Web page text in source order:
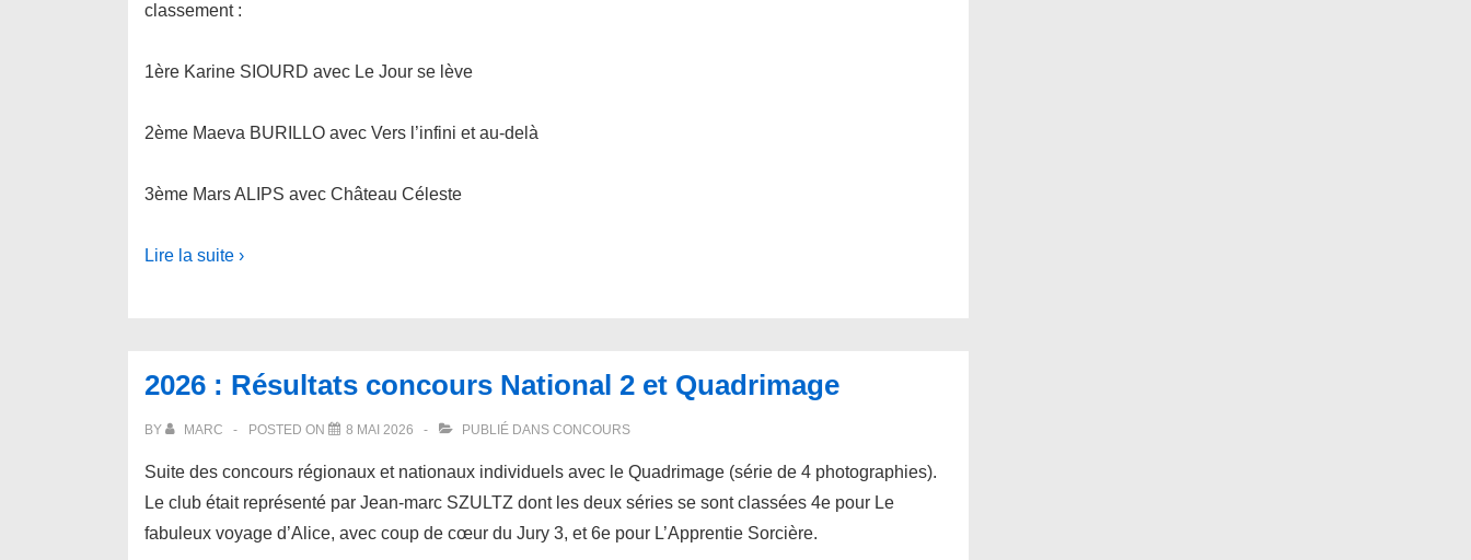
classement :
1ère Karine SIOURD avec Le Jour se lève
2ème Maeva BURILLO avec Vers l’infini et au-delà
3ème Mars ALIPS avec Château Céleste
Lire la suite ›
2026 : Résultats concours National 2 et Quadrimage
BY MARC POSTED ON 8 MAI 2026 PUBLIÉ DANS CONCOURS
Suite des concours régionaux et nationaux individuels avec le Quadrimage (série de 4 photographies).
Le club était représenté par Jean-marc SZULTZ dont les deux séries se sont classées 4e pour Le
fabuleux voyage d’Alice, avec coup de cœur du Jury 3, et 6e pour L’Apprentie Sorcière.